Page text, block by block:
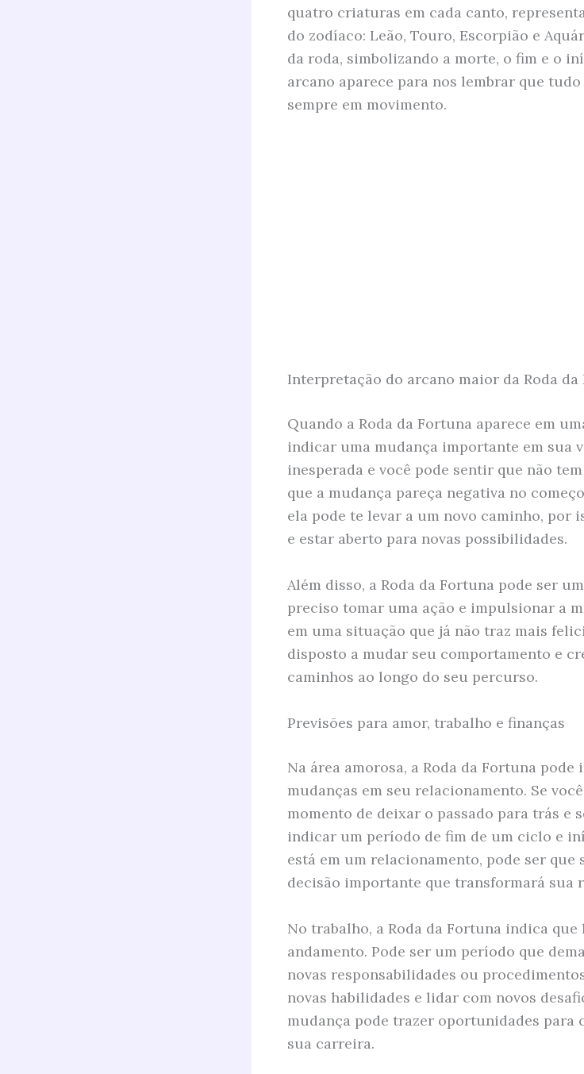
quatro criaturas em cada canto,
do zodíaco: Leão, Touro, Escorpião e
da roda, simbolizando a morte, o fim e o
arcano aparece para nos lembrar que
sempre em movimento.
Interpretação do arcano maior da Roda da
Quando a Roda da Fortuna aparece em
indicar uma mudança importante em sua
inesperada e você pode sentir que não
que a mudança pareça negativa no
ela pode te levar a um novo caminho, por
e estar aberto para novas possibilidades.
Além disso, a Roda da Fortuna pode ser
preciso tomar uma ação e impulsionar a
em uma situação que já não traz mais
disposto a mudar seu comportamento e
caminhos ao longo do seu percurso.
Previsões para amor, trabalho e finanças
Na área amorosa, a Roda da Fortuna
mudanças em seu relacionamento. Se
momento de deixar o passado para trás e
indicar um período de fim de um ciclo e
está em um relacionamento, pode ser que
decisão importante que transformará sua
No trabalho, a Roda da Fortuna indica que
andamento. Pode ser um período que
novas responsabilidades ou
novas habilidades e lidar com novos
mudança pode trazer oportunidades para
sua carreira.